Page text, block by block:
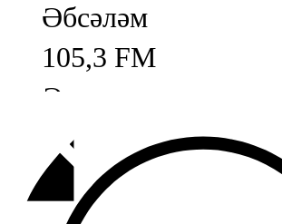
Әбсәләм
105,3 FM
Әлмәт
92,9 FM
Базарлы матак
107,1 FM